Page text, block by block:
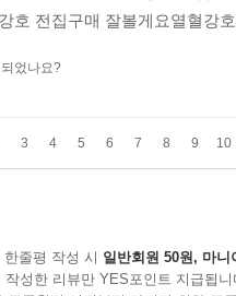
호 전집구매 잘볼게요열혈강
었나요?
3 4 5 6 7 8 9 10
줄평 작성 시 일반회원 50원, 마니
성한 리뷰만 YES포인트 지급됩니